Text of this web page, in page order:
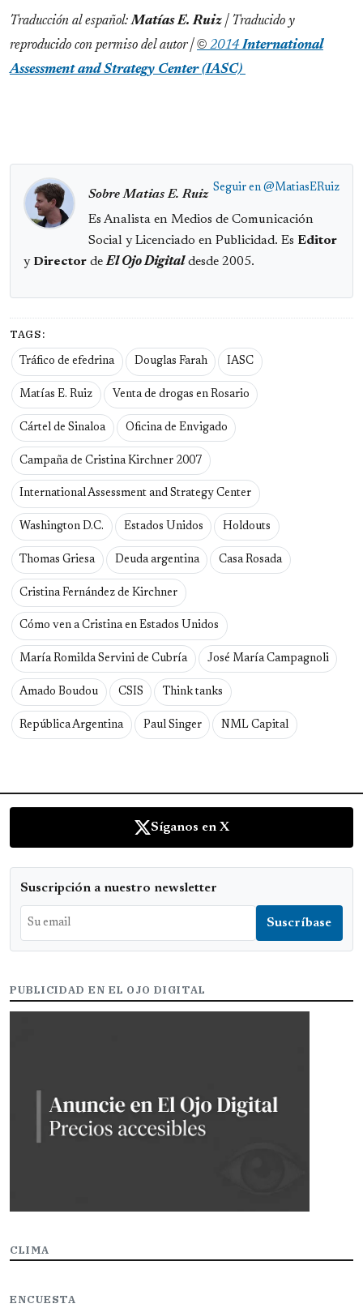
Traducción al español:Matías E. Ruiz | Traducido y
reproducido con permiso del autor | © 2014International
Assessment and Strategy Center (IASC)
Seguir en @MatiasERuiz
Sobre Matias E. Ruiz
Es Analista en Medios de Comunicación
Social y Licenciado en Publicidad. Es Editor
y Director deEl Ojo Digitaldesde 2005.
TAGS:
Tráfico de efedrina Douglas Farah IASC
Matías E. Ruiz Venta de drogas en Rosario
Cártel de Sinaloa Oficina de Envigado
Campaña de Cristina Kirchner 2007
International Assessment and Strategy Center
Washington D.C. Estados Unidos Holdouts
Thomas Griesa Deuda argentina Casa Rosada
Cristina Fernández de Kirchner
Cómo ven a Cristina en Estados Unidos
María Romilda Servini de Cubría José María Campagnoli
Amado Boudou CSIS Think tanks
República Argentina Paul Singer NML Capital
Síganos en X
Suscripción a nuestro newsletter
PUBLICIDAD EN EL OJO DIGITAL
CLIMA
ENCUESTA